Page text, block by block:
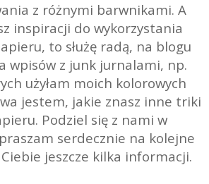
z różnymi barwnikami. A
inspiracji do wykorzystania
to służę radą, na blogu
wpisów z junk jurnalami, np.
użyłam moich kolorowych
jestem, jakie znasz inne triki
Podziel się z nami w
serdecznie na kolejne
jeszcze kilka informacji.